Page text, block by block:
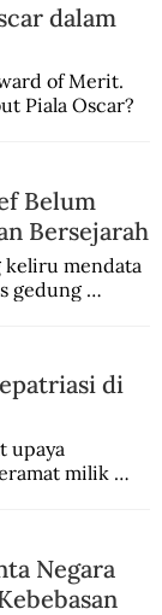
dalam
of Merit.
Piala Oscar?
Belum
Bersejarah
keliru mendata
gedung
di
upaya
milik
Negara